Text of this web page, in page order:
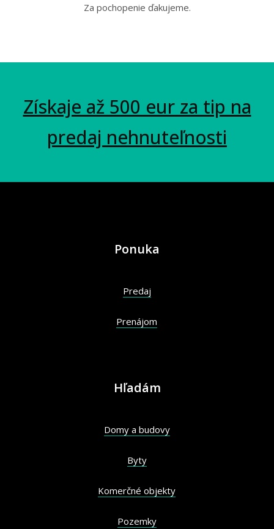
Za pochopenie ďakujeme.
Získaje až 500 eur za tip na
predaj nehnuteľnosti
Ponuka
Predaj
Prenájom
Hľadám
Domy a budovy
Byty
Komerčné objekty
Pozemky